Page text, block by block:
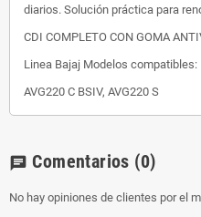
diarios. Solución práctica para
CDI COMPLETO CON GOMA
Linea Bajaj Modelos compatibles:
AVG220 C BSIV, AVG220 S
chat Comentarios (0)
No hay opiniones de clientes por el